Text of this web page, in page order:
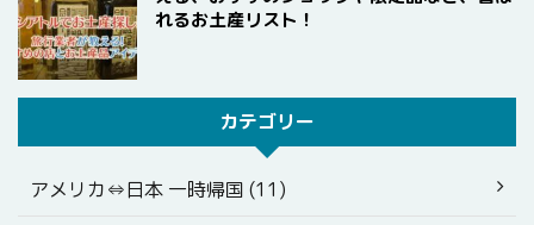
れるお土産リスト！
カテゴリー
アメリカ⇔日本 一時帰国 (11)